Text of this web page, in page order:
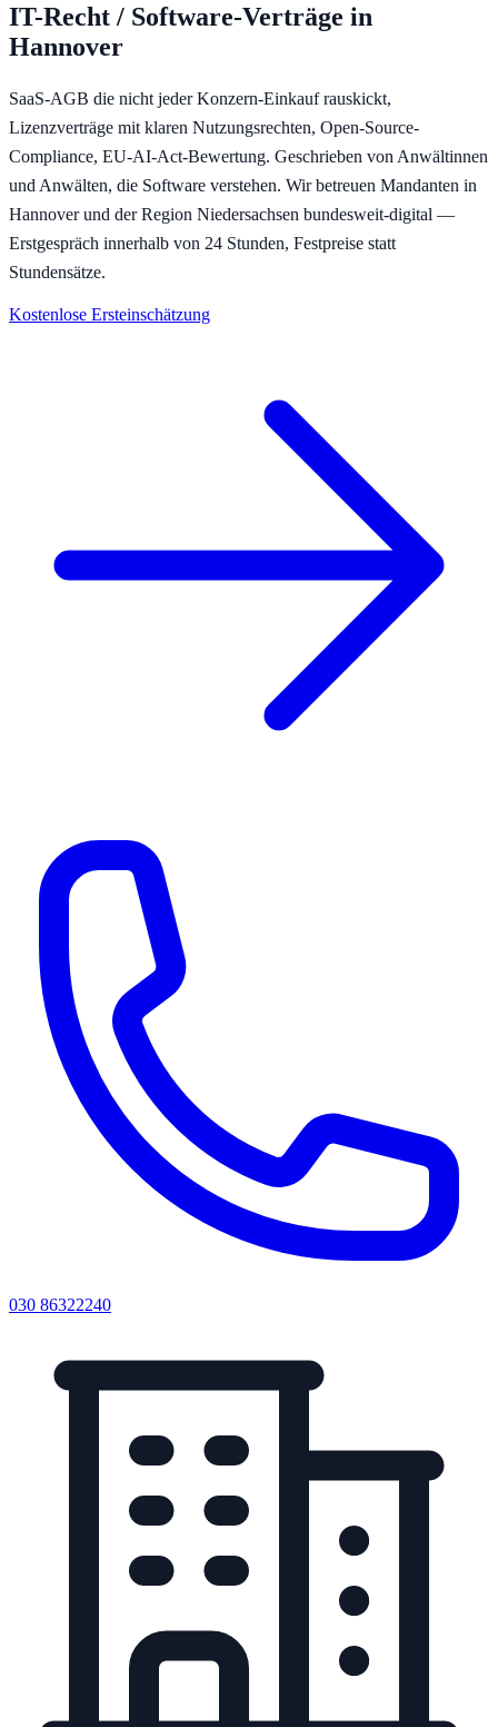
IT-Recht / Software-Verträge in
Hannover
SaaS-AGB die nicht jeder Konzern-Einkauf rauskickt,
Lizenzverträge mit klaren Nutzungsrechten, Open-Source-
Compliance, EU-AI-Act-Bewertung. Geschrieben von Anwältinnen
und Anwälten, die Software verstehen. Wir betreuen Mandanten in
Hannoverund der Region Niedersachsen bundesweit-digital —
Erstgespräch innerhalb von 24 Stunden, Festpreise statt
Stundensätze.
Kostenlose Ersteinschätzung
030 86322240